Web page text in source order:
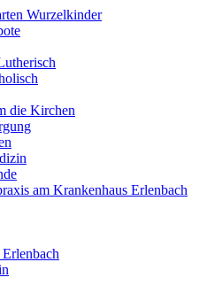
Wurzelkinder
die Kirchen
am Krankenhaus Erlenbach